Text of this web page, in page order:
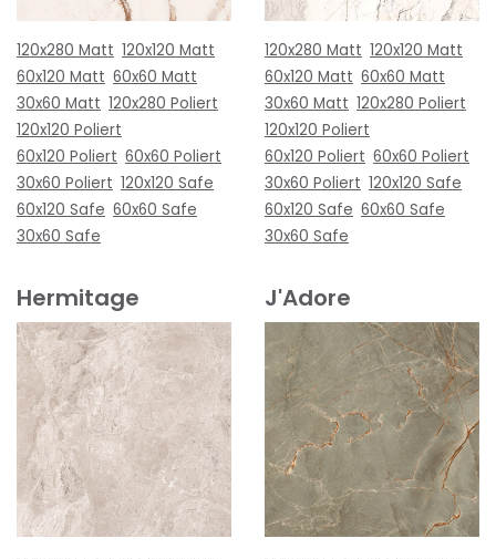
120x280 Matt 120x120 Matt
60x120 Matt 60x60 Matt
30x60 Matt 120x280 Poliert
120x120 Poliert
60x120 Poliert 60x60 Poliert
30x60 Poliert 120x120 Safe
60x120 Safe 60x60 Safe
30x60 Safe
120x280 Matt 120x120 Matt
60x120 Matt 60x60 Matt
30x60 Matt 120x280 Poliert
120x120 Poliert
60x120 Poliert 60x60 Poliert
30x60 Poliert 120x120 Safe
60x120 Safe 60x60 Safe
30x60 Safe
Hermitage J'Adore